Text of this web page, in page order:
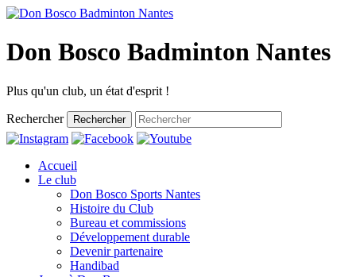
Don Bosco Badminton Nantes
Plus qu'un club, un état d'esprit !
Rechercher Rechercher
Accueil
Le club
Don Bosco Sports Nantes
Histoire du Club
Bureau et commissions
Développement durable
Devenir partenaire
Handibad